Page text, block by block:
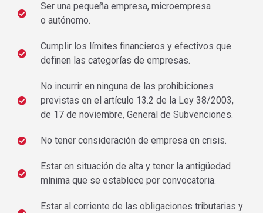
Ser una pequeña empresa, microempresa
o autónomo.
Cumplir los límites financieros y efectivos que
definen las categorías de empresas.
No incurrir en ninguna de las prohibiciones
previstas en el artículo 13.2 de la Ley 38/2003,
de 17 de noviembre, General de Subvenciones.
No tener consideración de empresa en crisis.
Estar en situación de alta y tener la antigüedad
mínima que se establece por convocatoria.
Estar al corriente de las obligaciones tributarias y